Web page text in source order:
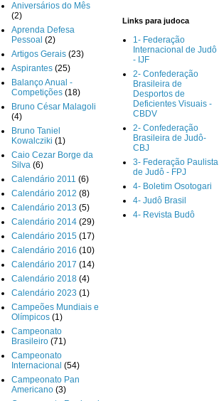
Aniversários do Mês
(2)
Aprenda Defesa
Pessoal (2)
Artigos Gerais (23)
Aspirantes (25)
Balanço Anual -
Competições (18)
Bruno César Malagoli
(4)
Bruno Taniel
Kowalcziki (1)
Caio Cezar Borge da
Silva (6)
Calendário 2011 (6)
Calendário 2012 (8)
Calendário 2013 (5)
Calendário 2014 (29)
Calendário 2015 (17)
Calendário 2016 (10)
Calendário 2017 (14)
Calendário 2018 (4)
Calendário 2023 (1)
Campeões Mundiais e
Olímpicos (1)
Campeonato
Brasileiro (71)
Campeonato
Internacional (54)
Campeonato Pan
Americano (3)
Links para judoca
1- Federação
Internacional de Judô
- IJF
2- Confederação
Brasileira de
Desportos de
Deficientes Visuais -
CBDV
2- Confederação
Brasileira de Judô-
CBJ
3- Federação Paulista
de Judô - FPJ
4- Boletim Osotogari
4- Judô Brasil
4- Revista Budô